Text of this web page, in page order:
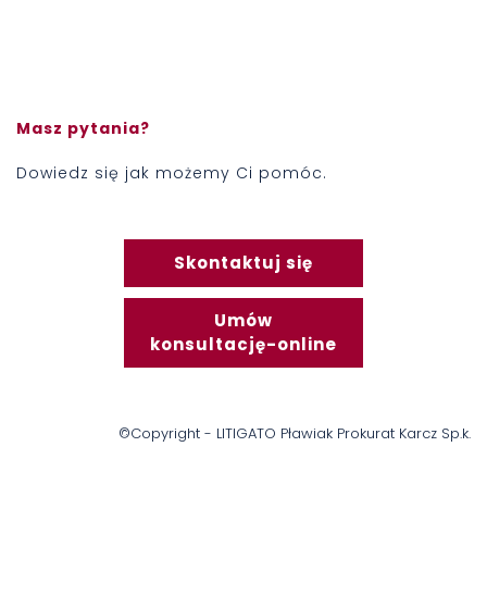
Masz pytania?
Dowiedz się jak możemy Ci pomóc.
Skontaktuj się
Umów
konsultację-online
©Copyright - LITIGATO Pławiak Prokurat Karcz Sp.k.